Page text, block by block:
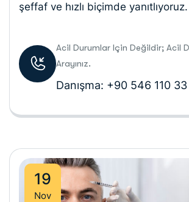
şeffaf ve hızlı biçimde yanıtlıyoruz.
Acil Durumlar Için Değildir; Acil
Arayınız.
Danışma: +90 546 110 33
19
Nov